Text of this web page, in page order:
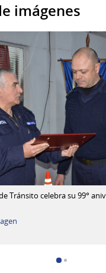
imágenes
Tránsito celebra su 99°
: